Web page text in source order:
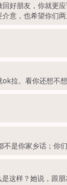
好朋友，你就更
意，也希望你们
拉。看你还想不
不是你家乡话；你
这样？她说，跟